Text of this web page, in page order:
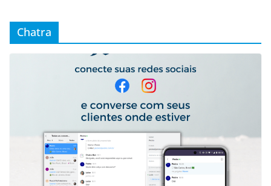
Chatra